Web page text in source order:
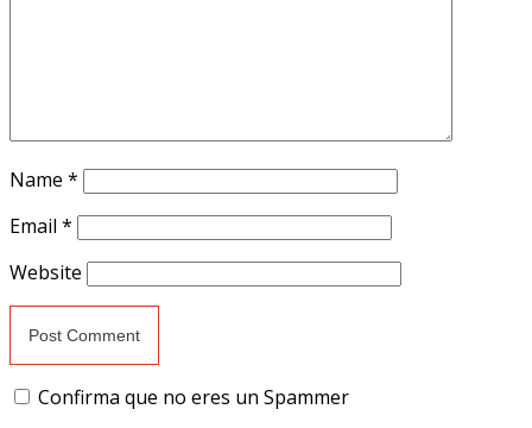
Name *
Email *
Website
Confirma que no eres un Spammer